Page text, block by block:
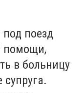
поезд
помощи,
в больницу